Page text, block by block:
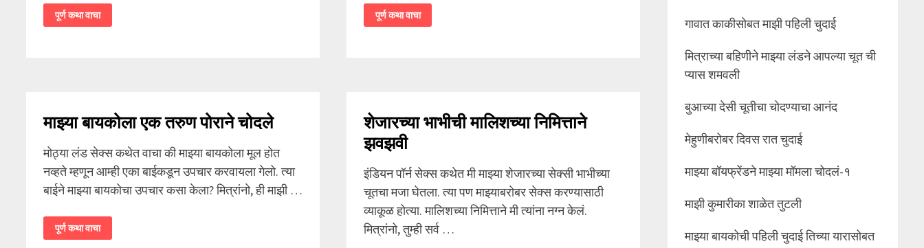
लहान
बहिणीने
माझ्या
पूर्ण कथा वाचा बाबाने
माझ्या
पत्नीला
पूर्ण कथा वाचा
माझ्या बायकोला एक तरुण पोराने चोदले
मोठ्या लंड सेक्स कथेत वाचा की माझ्या बायकोला मूल होत
नव्हते म्हणून आम्ही एका बाईकडून उपचार करवायला गेलो. त्या
बाईने माझ्या बायकोचा उपचार कसा केला? मित्रांनो, ही माझी …
माझ्या
बायकोला
एक
पूर्ण कथा वाचा
शेजारच्या भाभीची मालिशच्या निमित्ताने
झवझवी
इंडियन पॉर्न सेक्स कथेत मी माझ्या शेजारच्या सेक्सी भाभीच्या
चूतचा मजा घेतला. त्या पण माझ्याबरोबर सेक्स करण्यासाठी
व्याकूळ होत्या. मालिशच्या निमित्ताने मी त्यांना नग्न केलं.
मित्रांनो, तुम्ही सर्व …
गावात काकीसोबत माझी पहिली चुदाई
मित्राच्या बहिणीने माझ्या लंडने आपल्या चूत ची
प्यास शमवली
बुआच्या देसी चूतीचा चोदण्याचा आनंद
मेहुणीबरोबर दिवस रात चुदाई
माझ्या बॉयफ्रेंडने माझ्या मॉमला चोदलं-१
माझी कुमारीका शाळेत तुटली
माझ्या बायकोची पहिली चुदाई तिच्या यारासोबत